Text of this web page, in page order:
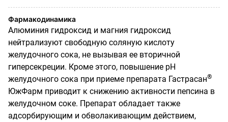
Фармакодинамика
Алюминия гидроксид и магния гидроксид
нейтрализуют свободную соляную кислоту
желудочного сока, не вызывая ее вторичной
гиперсекреции. Кроме этого, повышение pH
желудочного сока при приеме препарата Гастрасан®
ЮжФарм приводит к снижению активности пепсина в
желудочном соке. Препарат обладает также
адсорбирующим и обволакивающим действием,